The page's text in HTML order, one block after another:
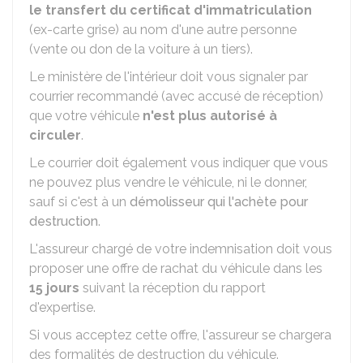
le transfert du certificat d'immatriculation
(ex-carte grise) au nom d'une autre personne
(vente ou don de la voiture à un tiers).
Le ministère de l'intérieur doit vous signaler par
courrier recommandé (avec accusé de réception)
que votre véhicule n'est plus autorisé à
circuler.
Le courrier doit également vous indiquer que vous
ne pouvez plus vendre le véhicule, ni le donner,
sauf si c'est à un démolisseur qui l'achète pour
destruction.
L'assureur chargé de votre indemnisation doit vous
proposer une offre de rachat du véhicule dans les
15 jours suivant la réception du rapport
d'expertise.
Si vous acceptez cette offre, l'assureur se chargera
des formalités de destruction du véhicule.